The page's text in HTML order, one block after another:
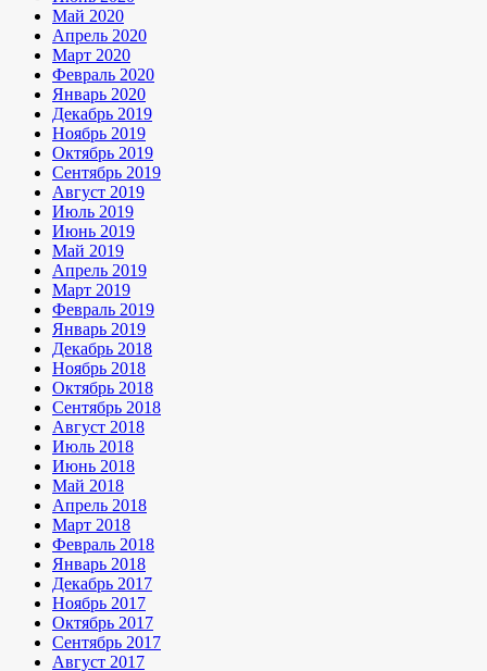
Май 2020
Апрель 2020
Март 2020
Февраль 2020
Январь 2020
Декабрь 2019
Ноябрь 2019
Октябрь 2019
Сентябрь 2019
Август 2019
Июль 2019
Июнь 2019
Май 2019
Апрель 2019
Март 2019
Февраль 2019
Январь 2019
Декабрь 2018
Ноябрь 2018
Октябрь 2018
Сентябрь 2018
Август 2018
Июль 2018
Июнь 2018
Май 2018
Апрель 2018
Март 2018
Февраль 2018
Январь 2018
Декабрь 2017
Ноябрь 2017
Октябрь 2017
Сентябрь 2017
Август 2017